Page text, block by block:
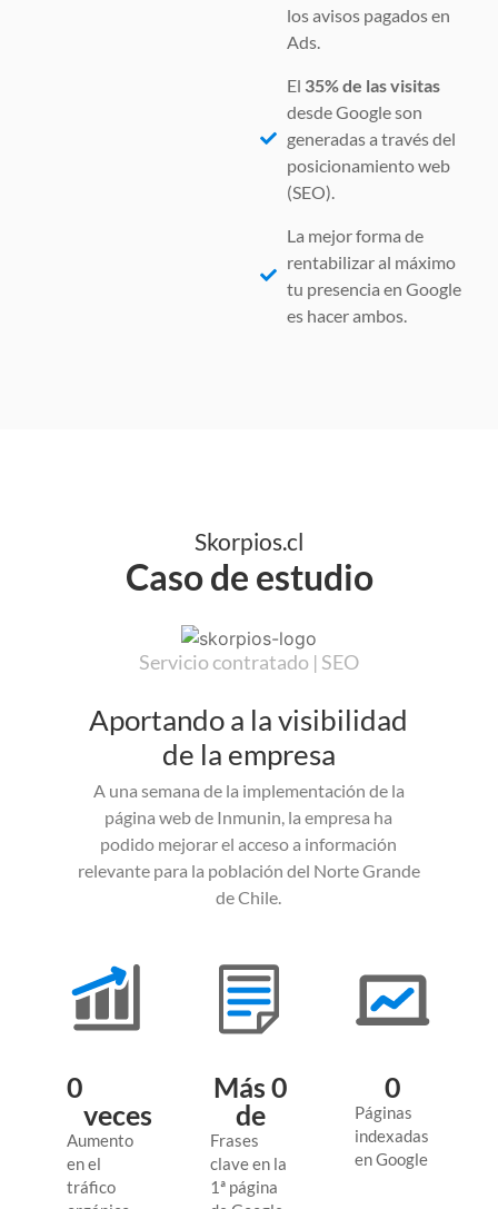
los avisos pagados en
Ads.
El 35% de las visitas
desde Google son
generadas a través del
posicionamiento web
(SEO).
La mejor forma de
rentabilizar al máximo
tu presencia en Google
es hacer ambos.
Skorpios.cl
Caso de estudio
Servicio contratado | SEO
Aportando a la visibilidad
de la empresa
A una semana de la implementación de la
página web de Inmunin, la empresa ha
podido mejorar el acceso a información
relevante para la población del Norte Grande
de Chile.
Aumento
en el
tráfico
0
veces
Frases
clave en la
1ª página
Más
de
0
Páginas
indexadas
en Google
0